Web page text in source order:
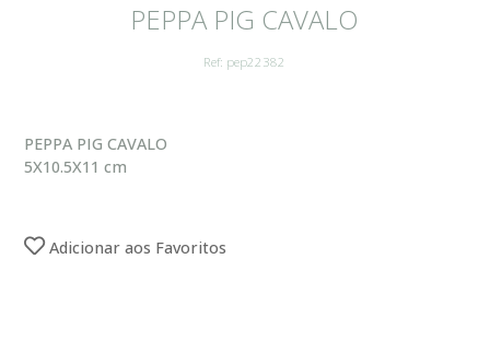
PEPPA PIG CAVALO
Ref: pep22382
PEPPA PIG CAVALO
5X10.5X11 cm
Adicionar aos Favoritos